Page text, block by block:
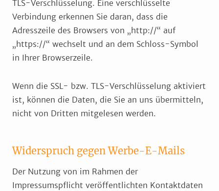
TLS-Verschlüsselung. Eine verschlüsselte
Verbindung erkennen Sie daran, dass die
Adresszeile des Browsers von „http://“ auf
„https://“ wechselt und an dem Schloss-Symbol
in Ihrer Browserzeile.
Wenn die SSL- bzw. TLS-Verschlüsselung aktiviert
ist, können die Daten, die Sie an uns übermitteln,
nicht von Dritten mitgelesen werden.
Widerspruch gegen Werbe-E-Mails
Der Nutzung von im Rahmen der
Impressumspflicht veröffentlichten Kontaktdaten